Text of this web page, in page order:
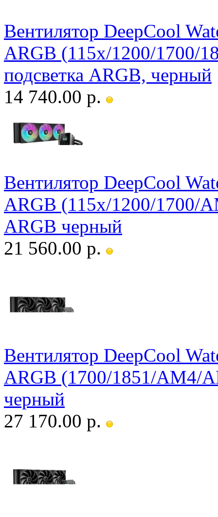
Вентилятор DeepCool
ARGB (115x/1200/1700/
подсветка ARGB, черный
14 740.00 р.
Вентилятор DeepCool
ARGB (115x/1200/1700/
ARGB черный
21 560.00 р.
Вентилятор DeepCool
ARGB (1700/1851/AM4/
черный
27 170.00 р.